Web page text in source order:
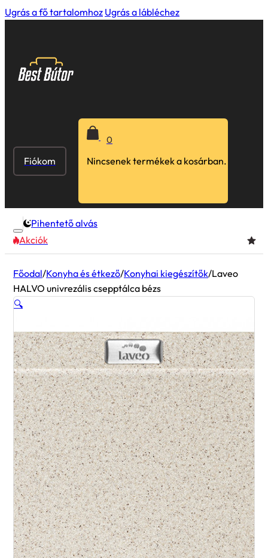
Ugrás a fő tartalomhoz Ugrás a lábléchez
Fiókom
0
Nincsenek termékek a kosárban.
Pihentető alvás
Akciók
Főodal/Konyha és étkező/Konyhai kiegészítők/Laveo
HALVO univrezális csepptálca bézs
🔍